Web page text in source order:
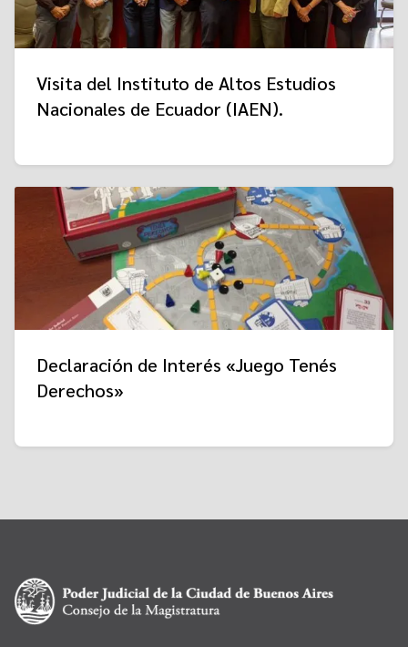
Visita del Instituto de Altos Estudios
Nacionales de Ecuador (IAEN).
Declaración de Interés «Juego Tenés
Derechos»